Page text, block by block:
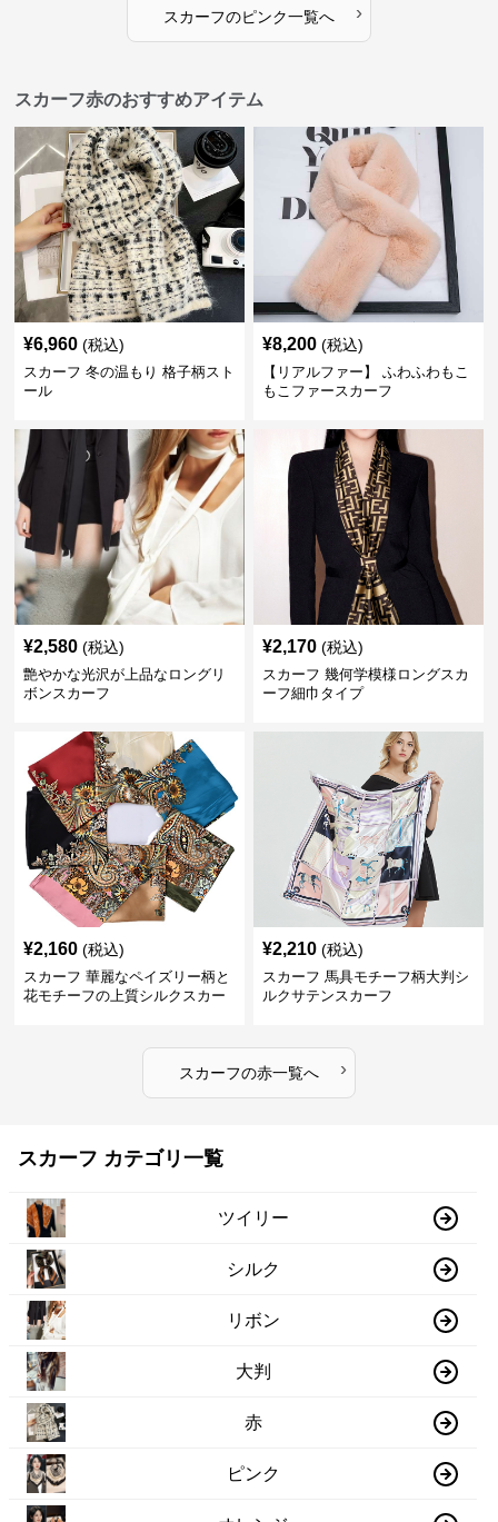
スカーフのピンク一覧へ ›
スカーフ赤のおすすめアイテム
¥6,960 (税込)
スカーフ 冬の温もり 格子柄スト
ール
¥8,200 (税込)
【リアルファー】 ふわふわもこ
もこファースカーフ
¥2,580 (税込)
艶やかな光沢が上品なロングリ
ボンスカーフ
¥2,170 (税込)
スカーフ 幾何学模様ロングスカ
ーフ細巾タイプ
¥2,160 (税込)
スカーフ 華麗なペイズリー柄と
花モチーフの上質シルクスカー
¥2,210 (税込)
スカーフ 馬具モチーフ柄大判シ
ルクサテンスカーフ
スカーフの赤一覧へ ›
スカーフ カテゴリ一覧
ツイリー
シルク
リボン
大判
赤
ピンク